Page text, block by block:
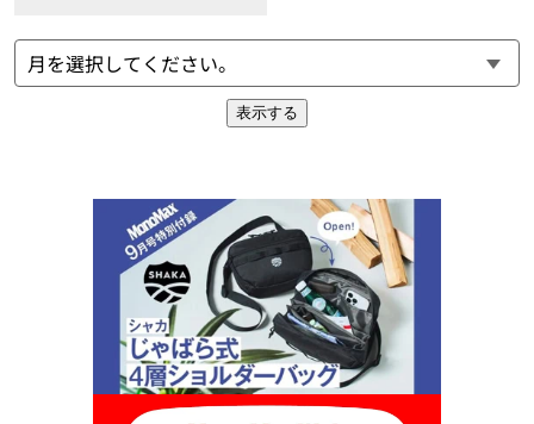
表示する